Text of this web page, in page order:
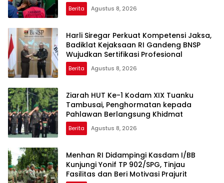
Berita Agustus 8, 2026
Harli Siregar Perkuat Kompetensi Jaksa,
Badiklat Kejaksaan RI Gandeng BNSP
Wujudkan Sertifikasi Profesional
Berita Agustus 8, 2026
Ziarah HUT Ke-1 Kodam XIX Tuanku
Tambusai, Penghormatan kepada
Pahlawan Berlangsung Khidmat
Berita Agustus 8, 2026
Menhan RI Didampingi Kasdam I/BB
Kunjungi Yonif TP 902/SPG, Tinjau
Fasilitas dan Beri Motivasi Prajurit